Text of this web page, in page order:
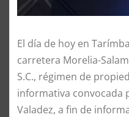
El día de hoy en
carretera Morelia-
S.C., régimen de
informativa convocada
Valadez, a fin de